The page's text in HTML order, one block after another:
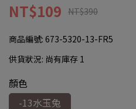
NT$109 NT$390
商品編號: 673-5320-13-FR5
供貨狀況: 尚有庫存 1
顏色
-13水玉兔